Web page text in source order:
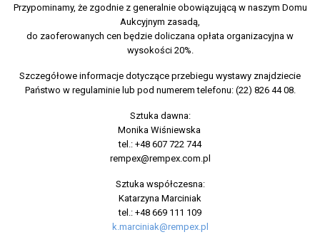
Przypominamy, że zgodnie z generalnie obowiązującą w naszym Domu
Aukcyjnym zasadą,
do zaoferowanych cen będzie doliczana opłata organizacyjna w
wysokości 20%.
Szczegółowe informacje dotyczące przebiegu wystawy znajdziecie
Państwo w regulaminie lub pod numerem telefonu: (22) 826 44 08.
Sztuka dawna:
Monika Wiśniewska
tel.: +48 607 722 744
rempex@rempex.com.pl
Sztuka współczesna:
Katarzyna Marciniak
tel.: +48 669 111 109
k.marciniak@rempex.pl